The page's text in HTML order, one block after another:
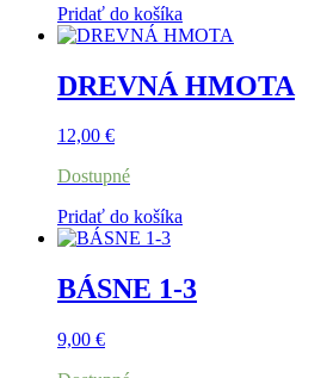
Pridať do košíka
DREVNÁ HMOTA
12,00 €
Dostupné
Pridať do košíka
BÁSNE 1-3
9,00 €